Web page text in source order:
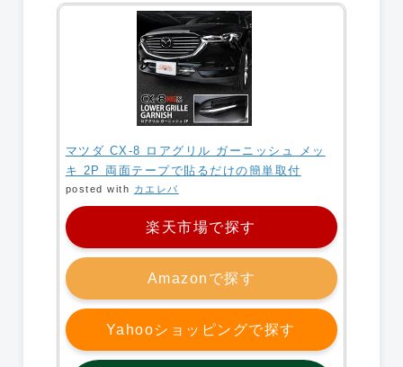
マツダ CX-8 ロアグリル ガーニッシュ メッ
キ 2P 両面テープで貼るだけの簡単取付
posted with カエレバ
楽天市場で探す
Amazonで探す
Yahooショッピングで探す